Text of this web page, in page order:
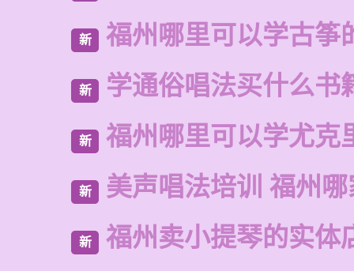
新 福州哪里可以学古筝
新 学通俗唱法买什么书
新 福州哪里可以学尤克
新 美声唱法培训 福州
新 福州卖小提琴的实体